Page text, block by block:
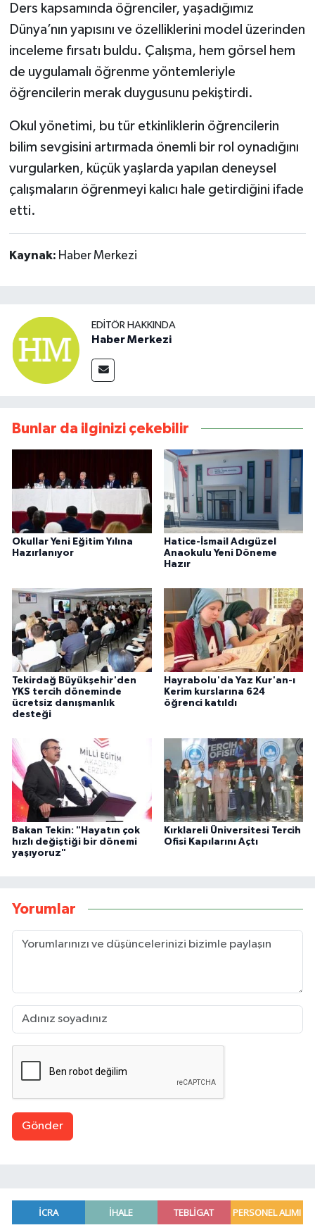
Ders kapsamında öğrenciler, yaşadığımız
Dünya’nın yapısını ve özelliklerini model üzerinden
inceleme fırsatı buldu. Çalışma, hem görsel hem
de uygulamalı öğrenme yöntemleriyle
öğrencilerin merak duygusunu pekiştirdi.
Okul yönetimi, bu tür etkinliklerin öğrencilerin
bilim sevgisini artırmada önemli bir rol oynadığını
vurgularken, küçük yaşlarda yapılan deneysel
çalışmaların öğrenmeyi kalıcı hale getirdiğini ifade
etti.
Kaynak: Haber Merkezi
EDITÖR HAKKINDA
Haber Merkezi
Bunlar da ilginizi çekebilir
Okullar Yeni Eğitim Yılına
Hazırlanıyor
Hatice-İsmail Adıgüzel
Anaokulu Yeni Döneme
Hazır
Tekirdağ Büyükşehir'den
YKS tercih döneminde
ücretsiz danışmanlık
desteği
Hayrabolu'da Yaz Kur'an-ı
Kerim kurslarına 624
öğrenci katıldı
Bakan Tekin: "Hayatın çok
hızlı değiştiği bir dönemi
yaşıyoruz"
Kırklareli Üniversitesi Tercih
Ofisi Kapılarını Açtı
Yorumlar
Gönder